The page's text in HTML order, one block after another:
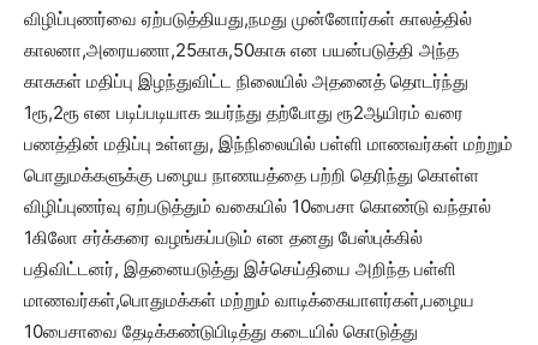
விழிப்புணர்வை ஏற்படுத்தியது,நமது முன்னோர்கள் காலத்தில்
காலனா,அரையணா,25காசு,50காசு என பயன்படுத்தி அந்த
காசுகள் மதிப்பு இழந்துவிட்ட நிலையில் அதனைத் தொடர்ந்து
1ரூ,2ரூ என படிப்படியாக உயர்ந்து தற்போது ரூ2ஆயிரம் வரை
பணத்தின் மதிப்பு உள்ளது, இந்நிலையில் பள்ளி மாணவர்கள் மற்றும்
பொதுமக்களுக்கு பழைய நாணயத்தை பற்றி தெரிந்து கொள்ள
விழிப்புணர்வு ஏற்படுத்தும் வகையில் 10பைசா கொண்டு வந்தால்
1கிலோ சர்க்கரை வழங்கப்படும் என தனது பேஸ்புக்கில்
பதிவிட்டனர், இதனையடுத்து இச்செய்தியை அறிந்த பள்ளி
மாணவர்கள்,பொதுமக்கள் மற்றும் வாடிக்கையாளர்கள்,பழைய
10பைசாவை தேடிக்கண்டுபிடித்து கடையில் கொடுத்து